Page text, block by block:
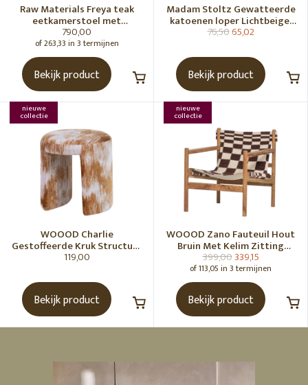
Raw Materials Freya teak
eetkamerstoel met
armleuning - Zwart (set of 2)
790,00
of 263,33 in 3 termijnen
Bekijk product
Madam Stoltz Gewatteerde
katoenen loper Lichtbeige,
gebroken wit, grijs, groen
76,5065,02
Bekijk product
nieuwe
collectie
WOOOD Charlie
Gestoffeerde Kruk Structuur
Stof Karamelbruin [Fsc]
119,00
Bekijk product
nieuwe
collectie
WOOOD Zano Fauteuil Hout
Bruin Met Kelim Zitting
Naturel
399,00339,15
of 113,05 in 3 termijnen
Bekijk product